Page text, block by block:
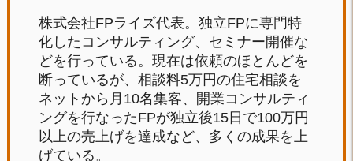
株式会社FPライズ代表。独立FPに専門特
化したコンサルティング、セミナー開催な
どを行っている。現在は依頼のほとんどを
断っているが、相談料5万円の住宅相談を
ネットから月10名集客、開業コンサルティ
ングを行なったFPが独立後15日で100万円
以上の売上げを達成など、多くの成果を上
げている。